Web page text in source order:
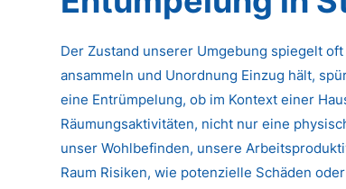
Der Zustand unserer Umgebung spiegelt
ansammeln und Unordnung Einzug hält,
eine Entrümpelung, ob im Kontext einer
Räumungsaktivitäten, nicht nur eine
unser Wohlbefinden, unsere
Raum Risiken, wie potenzielle Schäden